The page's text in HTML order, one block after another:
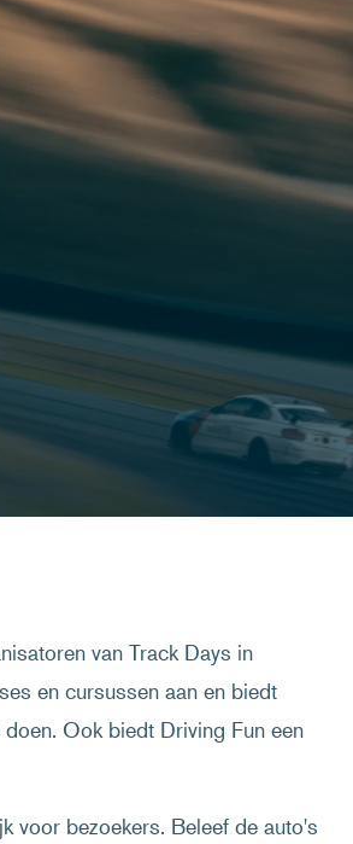
van Track Days in
en cursussen aan en biedt
Ook biedt Driving Fun een
voor bezoekers. Beleef de auto's